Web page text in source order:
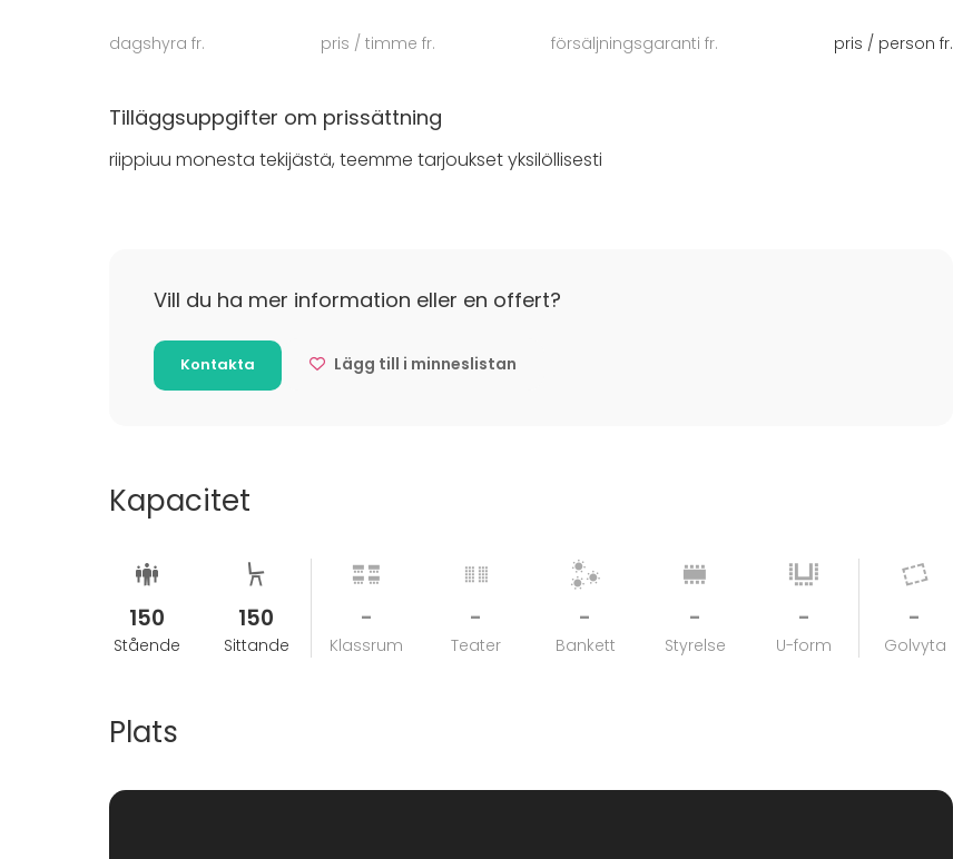
juhlasuunnittelu tai avaimet käteen -paketti.
dagshyra fr. pris / timme fr. försäljningsgaranti fr. pris / person fr.
Tilläggsuppgifter om prissättning
riippiuu monesta tekijästä, teemme tarjoukset yksilöllisesti
Vill du ha mer information eller en offert?
Kontakta Lägg till i minneslistan
Kapacitet
150
Stående
150
Sittande
-
Klassrum
-
Teater
-
Bankett
-
Styrelse
-
U-form
-
Golvyta
Plats